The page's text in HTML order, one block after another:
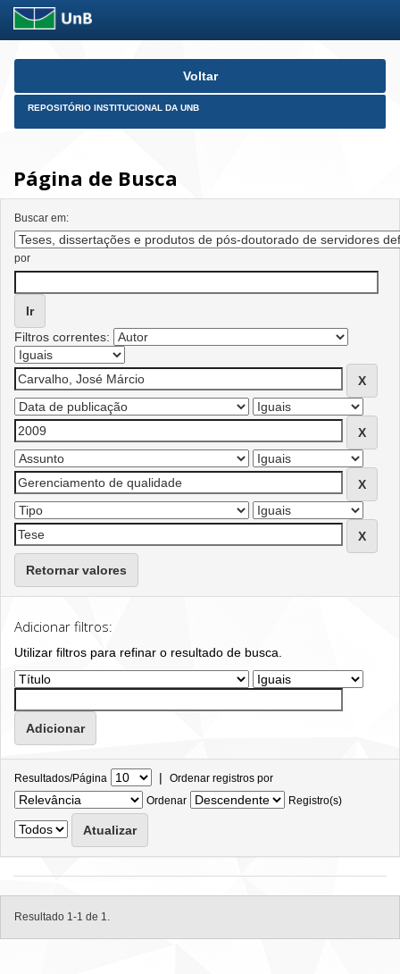
Skip
Voltar
REPOSITÓRIO INSTITUCIONAL DA UNB
Página de Busca
Buscar em:
por
Filtros correntes:
Retornar valores
Adicionar filtros:
Utilizar filtros para refinar o resultado de busca.
Resultados/Página | Ordenar registros por
Ordenar
Registro(s)
Resultado 1-1 de 1.